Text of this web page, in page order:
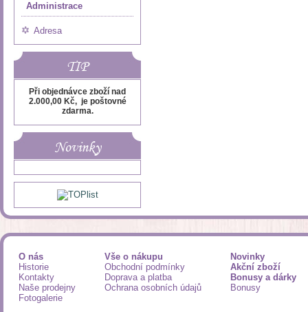
Administrace
Adresa
TIP
Při objednávce zboží nad
2.000,00 Kč, je poštovné
zdarma.
Novinky
O nás
Historie
Kontakty
Naše prodejny
Fotogalerie
Vše o nákupu
Obchodní podmínky
Doprava a platba
Ochrana osobních údajů
Novinky
Akční zboží
Bonusy a dárky
Bonusy